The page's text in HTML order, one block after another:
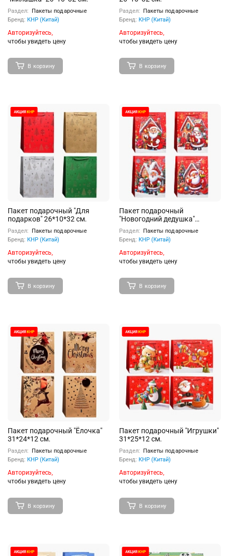
Раздел:
Пакеты подарочные
Бренд: КНР (Китай)
Авторизуйтесь,
чтобы увидеть цену
В корзину
Раздел:
Пакеты подарочные
Бренд: КНР (Китай)
Авторизуйтесь,
чтобы увидеть цену
В корзину
Пакет подарочный "Для
подарков" 26*10*32 см.
Раздел:
Пакеты подарочные
Бренд: КНР (Китай)
Авторизуйтесь,
чтобы увидеть цену
В корзину
Пакет подарочный
"Новогодний дедушка"
26*32*10 см.
Раздел:
Пакеты подарочные
Бренд: КНР (Китай)
Авторизуйтесь,
чтобы увидеть цену
В корзину
Пакет подарочный "Ёлочка"
31*24*12 см.
Раздел:
Пакеты подарочные
Бренд: КНР (Китай)
Авторизуйтесь,
чтобы увидеть цену
В корзину
Пакет подарочный "Игрушки"
31*25*12 см.
Раздел:
Пакеты подарочные
Бренд: КНР (Китай)
Авторизуйтесь,
чтобы увидеть цену
В корзину